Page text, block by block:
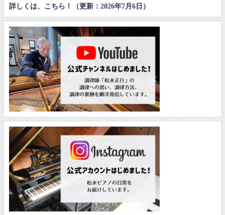
詳しくは、こちら！（更新：2026年7月6日）